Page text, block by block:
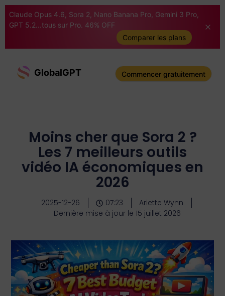
Claude Opus 4.6, Sora 2, Nano Banana Pro, Gemini 3 Pro,
GPT 5.2...tous sur Pro. 46% OFF
Comparer les plans
GlobalGPT Commencer gratuitement
Moins cher que Sora 2 ?
Les 7 meilleurs outils
vidéo IA économiques en
2026
2025-12-26 07:23
Ariette Wynn
Dernière mise à jour le 15 juillet 2026